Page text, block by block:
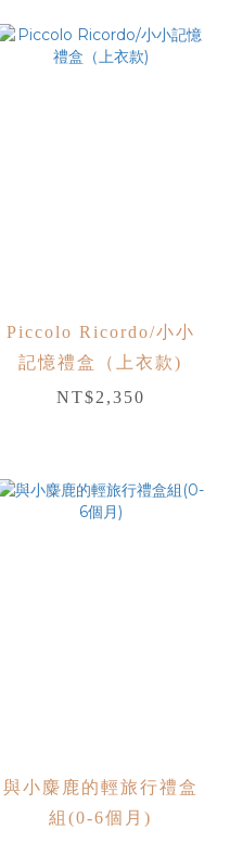
Piccolo Ricordo/小小
記憶禮盒（上衣款)
NT$2,350
與小麋鹿的輕旅行禮盒
組(0-6個月)